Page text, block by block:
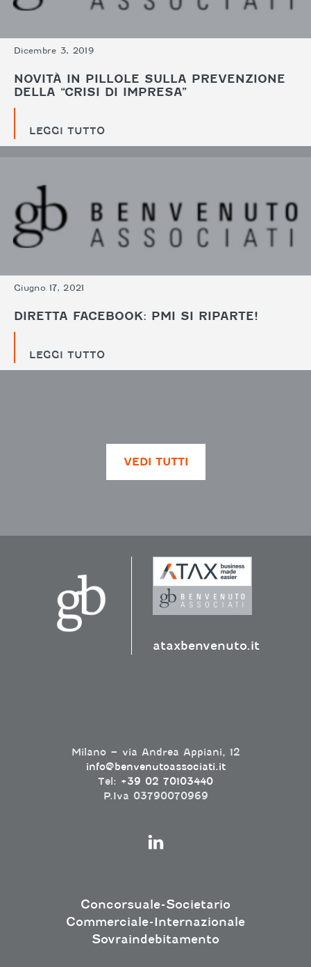
Dicembre 3, 2019
NOVITÀ IN PILLOLE SULLA PREVENZIONE
DELLA “CRISI DI IMPRESA”
LEGGI TUTTO
Giugno 17, 2021
DIRETTA FACEBOOK: PMI SI RIPARTE!
LEGGI TUTTO
VEDI TUTTI
ataxbenvenuto.it
Milano – via Andrea Appiani, 12
info@benvenutoassociati.it
Tel: +39 02 70103440
P.Iva 03790070969
Concorsuale-Societario
Commerciale-Internazionale
Sovraindebitamento